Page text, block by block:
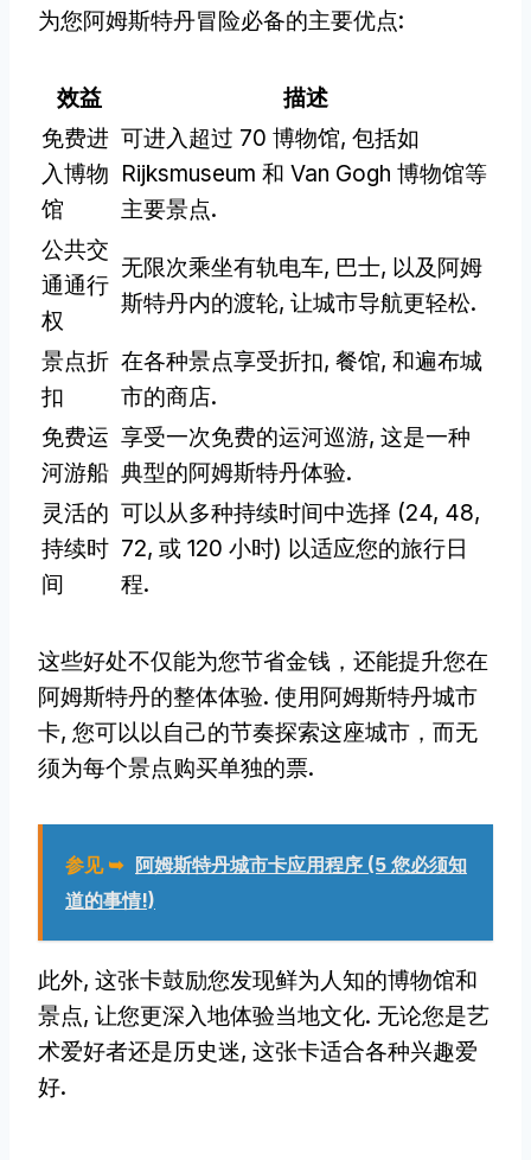
为您阿姆斯特丹冒险必备的主要优点:
效益
描述
免费进
入博物
馆
可进入超过 70 博物馆, 包括如
Rijksmuseum 和 Van Gogh 博物馆等
主要景点.
公共交
通通行
权
无限次乘坐有轨电车, 巴士, 以及阿姆
斯特丹内的渡轮, 让城市导航更轻松.
景点折
扣
在各种景点享受折扣, 餐馆, 和遍布城
市的商店.
免费运
河游船
享受一次免费的运河巡游, 这是一种
典型的阿姆斯特丹体验.
灵活的
持续时
间
可以从多种持续时间中选择 (24, 48,
72, 或 120 小时) 以适应您的旅行日
程.
这些好处不仅能为您节省金钱，还能提升您在
阿姆斯特丹的整体体验. 使用阿姆斯特丹城市
卡, 您可以以自己的节奏探索这座城市，而无
须为每个景点购买单独的票.
参见 ➥ 阿姆斯特丹城市卡应用程序 (5 您必须知
道的事情!)
此外, 这张卡鼓励您发现鲜为人知的博物馆和
景点, 让您更深入地体验当地文化. 无论您是艺
术爱好者还是历史迷, 这张卡适合各种兴趣爱
好.